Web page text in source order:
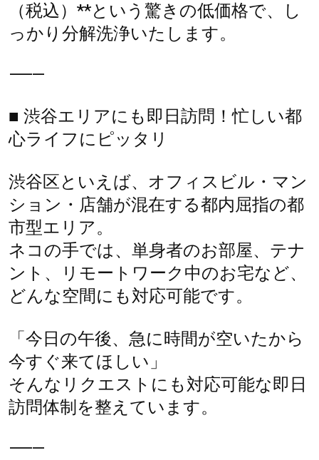
（税込）**という驚きの低価格で、し
っかり分解洗浄いたします。
⸻
■ 渋谷エリアにも即日訪問！忙しい都
心ライフにピッタリ
渋谷区といえば、オフィスビル・マン
ション・店舗が混在する都内屈指の都
市型エリア。
ネコの手では、単身者のお部屋、テナ
ント、リモートワーク中のお宅など、
どんな空間にも対応可能です。
「今日の午後、急に時間が空いたから
今すぐ来てほしい」
そんなリクエストにも対応可能な即日
訪問体制を整えています。
⸻